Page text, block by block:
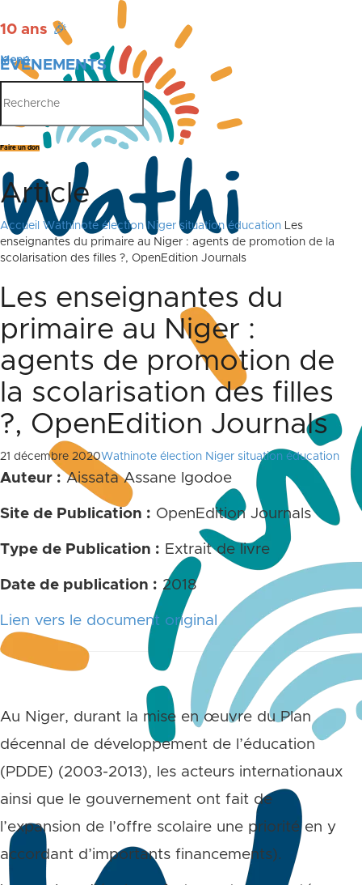
10 ans 🎉
ÉVÉNEMENTS
PUBLICATIONS
Menu
Faire un don
Article
Accueil Wathinote élection Niger situation éducation Les
enseignantes du primaire au Niger : agents de promotion de la
scolarisation des filles ?, OpenEdition Journals
Les enseignantes du
primaire au Niger :
agents de promotion de
la scolarisation des filles
?, OpenEdition Journals
21 décembre 2020Wathinote élection Niger situation éducation
Auteur : Aissata Assane Igodoe
Site de Publication : OpenEdition Journals
Type de Publication : Extrait de livre
Date de publication : 2018
Lien vers le document original
Au Niger, durant la mise en œuvre du Plan
décennal de développement de l’éducation
(PDDE) (2003-2013), les acteurs internationaux
ainsi que le gouvernement ont fait de
l’expansion de l’offre scolaire une priorité en y
accordant d’importants financements).